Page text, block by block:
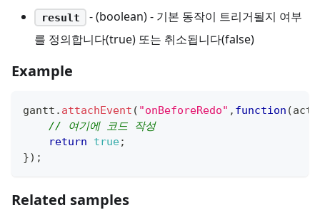
result
- (boolean) - 기본 동작이 트리거될지 여부
를 정의합니다(true) 또는 취소됩니다(false)
Example
gantt . attachEvent ( "onBeforeRedo" , function (
// 여기에 코드 작성
return
true;
}) ;
Related samples